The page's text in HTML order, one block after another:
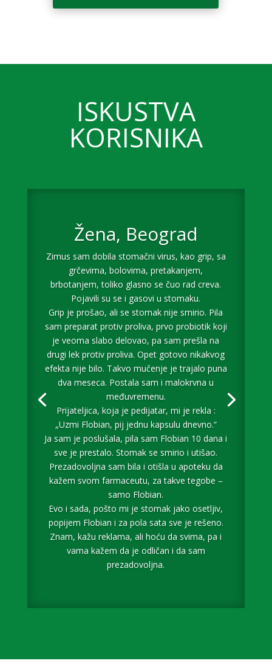
ISKUSTVA
KORISNIKA
Žena, Beograd
Zimus sam dobila stomačni virus, kao grip, sa
grčevima, bolovima, pretakanjem,
brbotanjem, toliko glasno se čuo rad creva.
Pojavili su se i gasovi u stomaku.
Grip je prošao, ali se stomak nije smirio. Pila
sam preparat protiv proliva, prvo probiotik koji
je veoma slabo delovao, pa sam prešla na
drugi lek protiv proliva. Opet gotovo nikakvog
efekta nije bilo. Takvo mučenje je trajalo puna
dva meseca. Postala sam i malokrvna u
međuvremenu.
Prijateljica, koja je pedijatar, mi je rekla :
„Uzmi Flobian, pij jednu kapsulu dnevno.“
Ja sam je poslušala, pila sam Flobian 10 dana i
sve je prestalo. Stomak se smirio i utišao.
Prezadovoljna sam bila i otišla u apoteku da
kažem svom farmaceutu, za takve tegobe –
samo Flobian.
Evo i sada, pošto mi je stomak jako osetljiv,
popijem Flobian i za pola sata sve je rešeno.
Znam, kažu reklama, ali hoću da svima, pa i
vama kažem da je odličan i da sam
prezadovoljna.